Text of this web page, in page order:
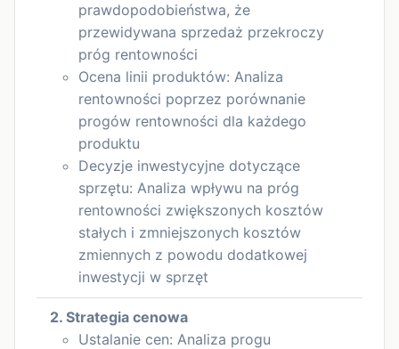
prawdopodobieństwa, że
przewidywana sprzedaż przekroczy
próg rentowności
Ocena linii produktów: Analiza
rentowności poprzez porównanie
progów rentowności dla każdego
produktu
Decyzje inwestycyjne dotyczące
sprzętu: Analiza wpływu na próg
rentowności zwiększonych kosztów
stałych i zmniejszonych kosztów
zmiennych z powodu dodatkowej
inwestycji w sprzęt
2. Strategia cenowa
Ustalanie cen: Analiza progu